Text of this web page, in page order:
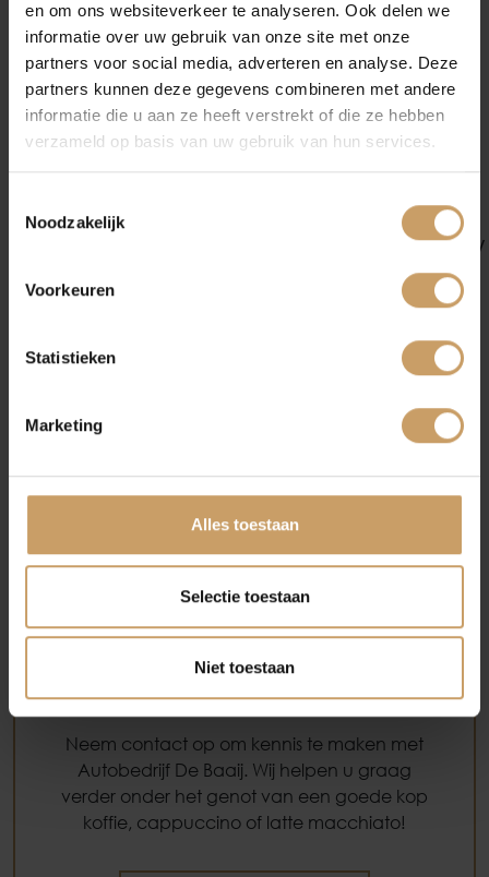
en om ons websiteverkeer te analyseren. Ook delen we
informatie over uw gebruik van onze site met onze
partners voor social media, adverteren en analyse. Deze
partners kunnen deze gegevens combineren met andere
informatie die u aan ze heeft verstrekt of die ze hebben
verzameld op basis van uw gebruik van hun services.
Noodzakelijk
Voorkeuren
Statistieken
Marketing
Alles toestaan
Selectie toestaan
Niet toestaan
Minder onderhoudsgevoelig, dus lagere
onderhoudskosten
Hogere gebruikszekerheid door motorisch minder
storingsgevoelig
Benieuwd naar de mogelijkheden wat betreft
dieselauto’s? Kom een kijkje nemen bij De Baaij of
https://www.facebook.com/AutobedrijfDeBaaij/
Meer weten? Kennis maken?
Neem contact op om kennis te maken met
Autobedrijf De Baaij. Wij helpen u graag
verder onder het genot van een goede kop
koffie, cappuccino of latte macchiato!
Verkoop
Auto onderhoud
Over Autobedrijf De Baaij
Contact
Afleverpakketten